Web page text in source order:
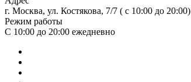
г. Москва, ул. Костякова, 7/7 ( с 10:00 до 20:00)
Режим работы
С 10:00 до 20:00 ежедневно